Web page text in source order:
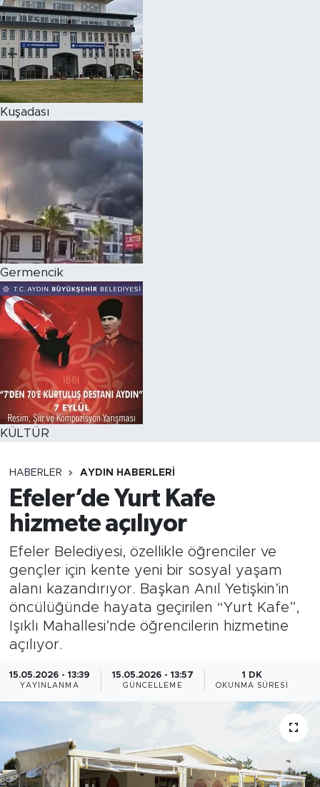
Kuşadası
Germencik
KÜLTÜR
HABERLER AYDIN HABERLERI
Efeler’de Yurt Kafe
hizmete açılıyor
Efeler Belediyesi, özellikle öğrenciler ve
gençler için kente yeni bir sosyal yaşam
alanı kazandırıyor. Başkan Anıl Yetişkin’in
öncülüğünde hayata geçirilen “Yurt Kafe”,
Işıklı Mahallesi’nde öğrencilerin hizmetine
açılıyor.
15.05.2026 - 13:39
YAYINLANMA
15.05.2026 - 13:57
GÜNCELLEME
1 DK
OKUNMA SÜRESI